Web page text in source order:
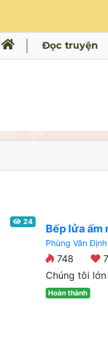
Đọc truyện
24
Bếp lửa ấm
Phùng Văn Định
748 7
Chúng tôi
Hoàn thành